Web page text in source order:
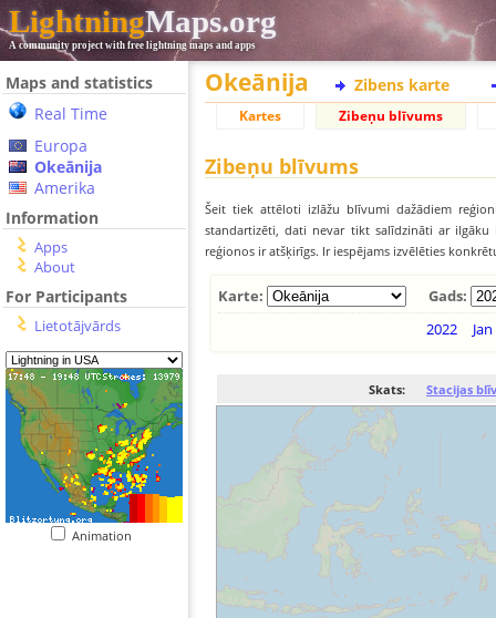
LightningMaps.org
A community project with free lightning maps and apps
Maps and statistics
Real Time
Europa
Okeānija
Amerika
Information
Apps
About
For Participants
Lietotājvārds
Animation
Okeānija Zibens karte
Kartes Zibeņu blīvums
Zibeņu blīvums
Šeit tiek attēloti izlāžu blīvumi dažādiem
standartizēti, dati nevar tikt salīdzināti ar ilgāku
reģionos ir atšķirīgs. Ir iespējams izvēlēties
Karte:
Gads:
2022
Jan
Skats: Stacijas